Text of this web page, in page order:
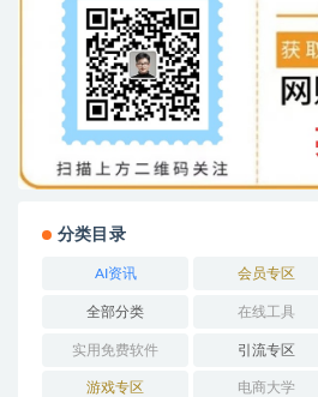
分类目录
AI资讯 会员专区
全部分类 在线工具
实用免费软件 引流专区
游戏专区 电商大学